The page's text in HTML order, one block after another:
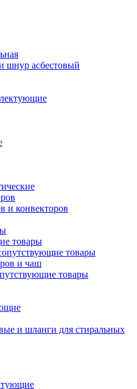
шнур асбестовый
и конвекторов
товары
товары
и чаш
товары
и шланги для стиральных